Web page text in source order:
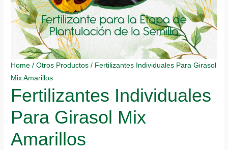
Home /Otros Productos / Fertilizantes Individuales Para Girasol
Mix Amarillos
Fertilizantes Individuales
Para Girasol Mix
Amarillos